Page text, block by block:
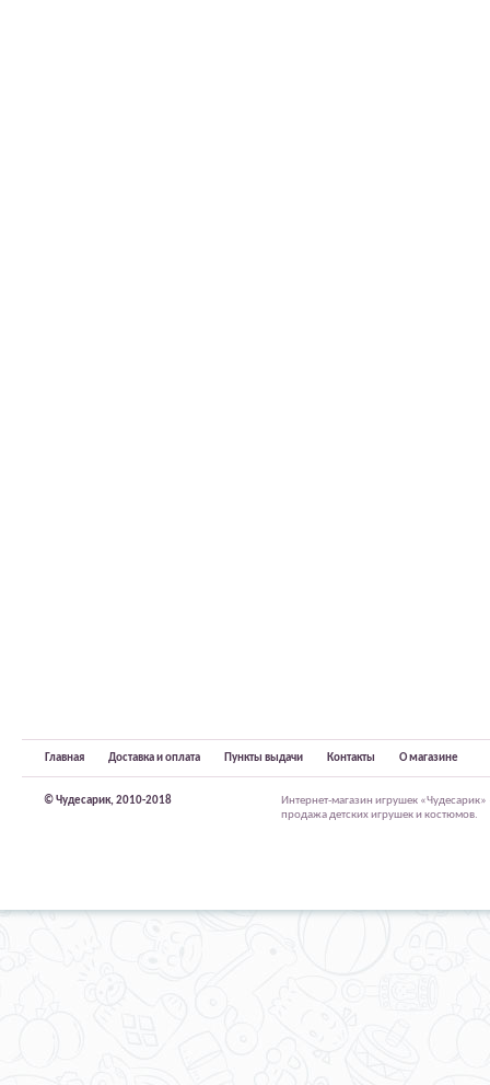
Главная Доставка и оплата Пункты выдачи Контакты О магазине
© Чудесарик, 2010-2018
Интернет-магазин игрушек
продажа детских игрушек и костюмов.